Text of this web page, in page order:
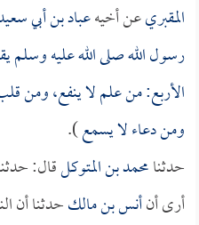
المقبريعن أخيهعباد بن أبي
رسول الله صلى الله عليه وسلم
الأربع: من علم لا ينفع، ومن
ومن دعاء لا يسمع).
حدثنامحمد بن المتوكلقال:
أرى أنأنس بن مالكحدثنا أن